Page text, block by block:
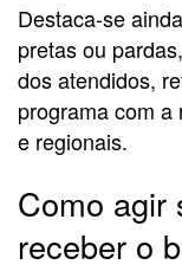
Destaca-se
pretas ou
dos atendidos,
programa com
e regionais.
Como agir
receber o